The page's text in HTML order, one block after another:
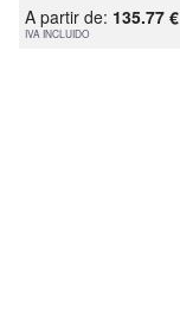
A partir de: 135.77 €
IVA INCLUIDO